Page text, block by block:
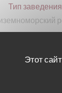
Этот
Тип заведения
вид,